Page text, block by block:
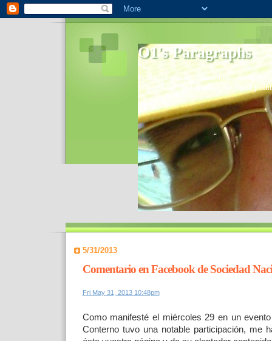
O1's Paragraphs
In 2006 I started to distribute
World- I decided to bring out those
5/31/2013
Comentario en Facebook de Sociedad
Fri May 31, 2013 10:48pm
Como manifesté el miércoles 29 en un
Conterno tuvo una notable participación, me